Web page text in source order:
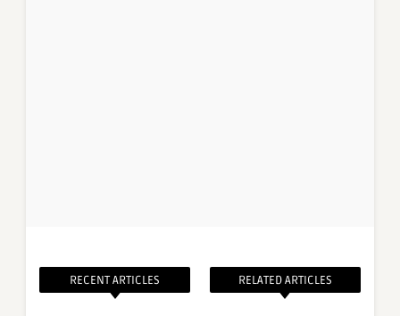
RECENT ARTICLES RELATED ARTICLES